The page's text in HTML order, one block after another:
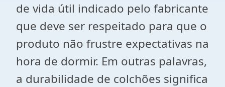
de vida útil indicado pelo fabricante
que deve ser respeitado para que o
produto não frustre expectativas na
hora de dormir. Em outras palavras,
a durabilidade de colchões significa